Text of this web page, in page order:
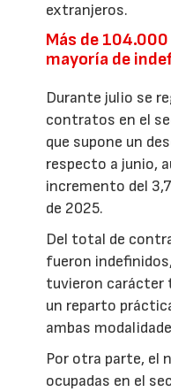
extranjeros.
Más de
mayoría de
Durante julio se
contratos en el
que supone un
respecto a junio,
incremento del
de 2025.
Del total de
fueron
tuvieron carácter
un reparto
ambas
Por otra parte, el
ocupadas en el